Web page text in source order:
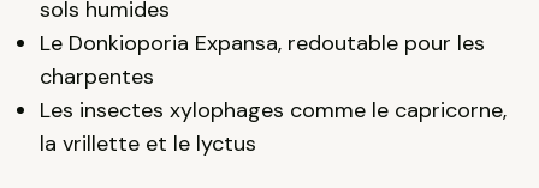
sols humides
Le Donkioporia Expansa, redoutable pour les
charpentes
Les insectes xylophages comme le capricorne,
la vrillette et le lyctus